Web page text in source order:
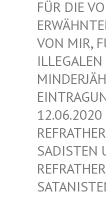
R DIE VON
WÄHNTEN
N MIR,
LEGALEN MI
.06.2020 –
FRATHER SA
DISTEN
FRATHER SA
TANISTEN,